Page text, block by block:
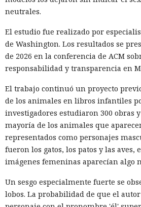
neutrales.
El estudio fue realizado por
de Washington. Los resultados se
de 2026 en la conferencia de ACM
responsabilidad y transparencia en
El trabajo continuó un proyecto
de los animales en libros infantiles
investigadores estudiaron 300 obras
mayoría de los animales que
representados como personajes
fueron los gatos, los patos y las aves,
imágenes femeninas aparecían algo
Un sesgo especialmente fuerte se
lobos. La probabilidad de que el